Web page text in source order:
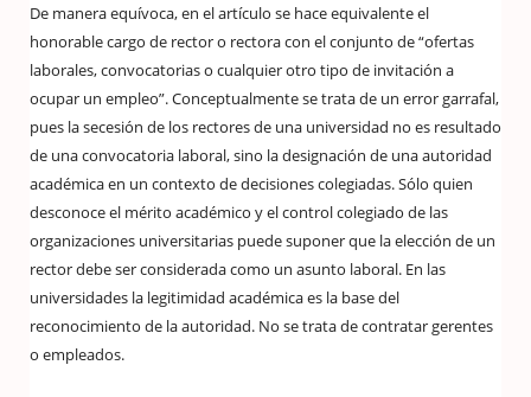
De manera equívoca, en el artículo se hace equivalente el
honorable cargo de rector o rectora con el conjunto de “ofertas
laborales, convocatorias o cualquier otro tipo de invitación a
ocupar un empleo”. Conceptualmente se trata de un error garrafal,
pues la secesión de los rectores de una universidad no es resultado
de una convocatoria laboral, sino la designación de una autoridad
académica en un contexto de decisiones colegiadas. Sólo quien
desconoce el mérito académico y el control colegiado de las
organizaciones universitarias puede suponer que la elección de un
rector debe ser considerada como un asunto laboral. En las
universidades la legitimidad académica es la base del
reconocimiento de la autoridad. No se trata de contratar gerentes
o empleados.